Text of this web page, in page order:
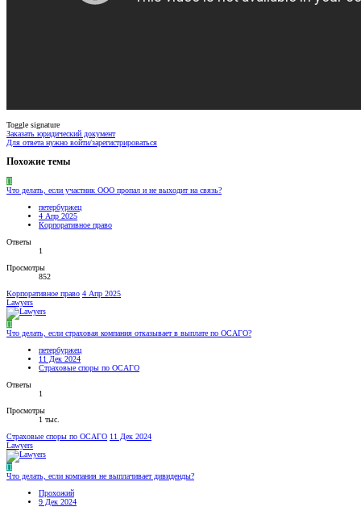
Toggle signature
Заказать юридический документ
Для ответа нужно войти/зарегистрироваться
Похожие темы
П
Что делать, если участник ООО пропал и не выходит на связь?
петербуржец
4 Апр 2025
Корпоративное право
Ответы
1
Просмотры
852
Корпоративное право 4 Апр 2025
Lawyers
П
Что делать, если страховая компания отказывает в выплате по ОСАГО?
петербуржец
11 Дек 2024
Страховые споры по ОСАГО
Ответы
1
Просмотры
1 тыс.
Страховые споры по ОСАГО 11 Дек 2024
Lawyers
П
Что делать, если компания не выплачивает дивиденды?
Прохожий
9 Дек 2024